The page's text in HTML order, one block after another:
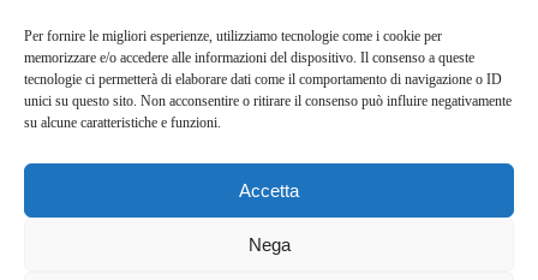
Per fornire le migliori esperienze, utilizziamo tecnologie come i cookie per
memorizzare e/o accedere alle informazioni del dispositivo. Il consenso a queste
tecnologie ci permetterà di elaborare dati come il comportamento di navigazione o ID
unici su questo sito. Non acconsentire o ritirare il consenso può influire negativamente
su alcune caratteristiche e funzioni.
Accetta
Nega
psicologia e salute mentale.
Address:
VIA USODIMARE 3 - 37138 - VERONA (VR)
info@respira.re
045-511-7681